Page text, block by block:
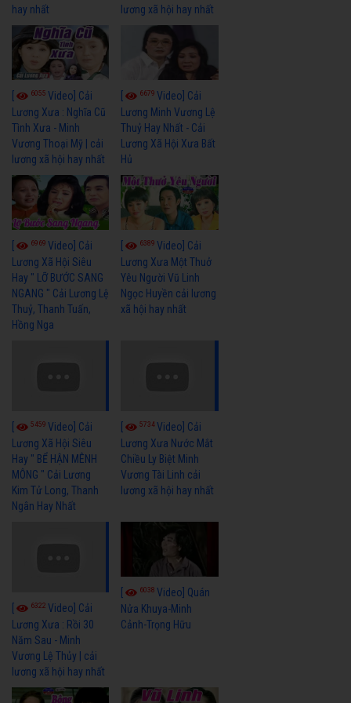
hay nhất
lương xã hội hay nhất
6055 Video] Cải
Lương Xưa : Nghĩa Cũ
Tình Xưa - Minh
Vương Thoại Mỹ | cải
lương xã hội hay nhất
6679Video] Cải
Lương Minh Vương Lệ
Thuỷ Hay Nhất - Cải
Lương Xã Hội Xưa Bất
Hủ
6969 Video] Cải
Lương Xã Hội Siêu
Hay " LỠ BƯỚC SANG
NGANG " Cải Lương Lệ
Thuỷ, Thanh Tuấn,
Hồng Nga
6389Video] Cải
Lương Xưa Một Thuở
Yêu Người Vũ Linh
Ngọc Huyền cải lương
xã hội hay nhất
5459 Video] Cải
Lương Xã Hội Siêu
Hay " BỂ HẬN MÊNH
MÔNG " Cải Lương
Kim Tử Long, Thanh
Ngân Hay Nhất
5734Video] Cải
Lương Xưa Nước Mắt
Chiều Ly Biệt Minh
Vương Tài Linh cải
lương xã hội hay nhất
6322 Video] Cải
Lương Xưa : Rồi 30
Năm Sau - Minh
Vương Lệ Thủy | cải
lương xã hội hay nhất
6038Video] Quán
Nửa Khuya-Minh
Cảnh-Trọng Hữu